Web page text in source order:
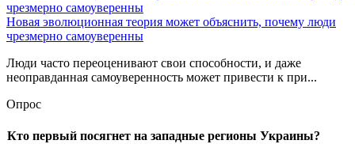
Новая эволюционная теория может объяснить, почему люди
чрезмерно самоуверенны
Люди часто переоценивают свои способности, и даже
неоправданная самоуверенность может привести к при...
Опрос
Кто первый посягнет на западные регионы Украины?